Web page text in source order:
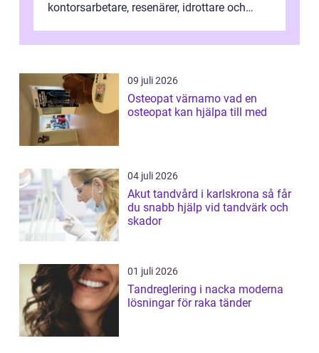
kontorsarbetare, resenärer, idrottare och
09 juli 2026
Osteopat värnamo vad en
osteopat kan hjälpa till med
04 juli 2026
Akut tandvård i karlskrona så får
du snabb hjälp vid tandvärk och
skador
01 juli 2026
Tandreglering i nacka moderna
lösningar för raka tänder